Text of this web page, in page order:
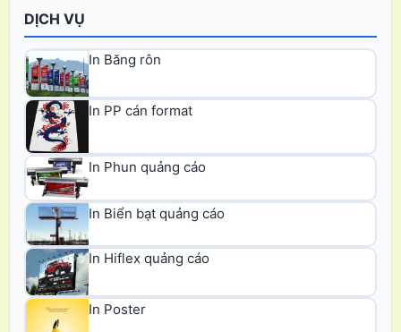
DỊCH VỤ
In Băng rôn
In PP cán format
In Phun quảng cáo
In Biển bạt quảng cáo
In Hiflex quảng cáo
In Poster